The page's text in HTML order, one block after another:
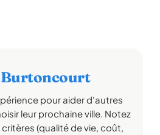
pour aider d'autres
leur prochaine ville. Notez
(qualité de vie, coût,